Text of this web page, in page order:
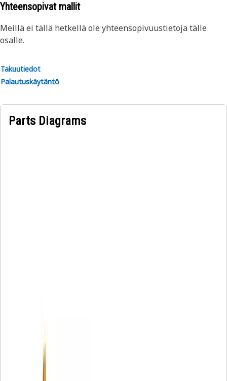
Yhteensopivat mallit
Meillä ei tällä hetkellä ole yhteensopivuustietoja tälle
osalle.
Takuutiedot
Palautuskäytäntö
Parts Diagrams